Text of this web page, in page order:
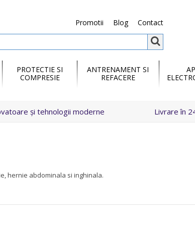
Contact
Blog
Promotii
PROTECTIE SI
COMPRESIE
ANTRENAMENT SI
REFACERE
și tehnologii moderne Livrare în
hernie abdominala si inghinala.